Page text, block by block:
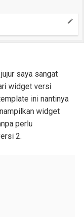
saya sangat
widget versi
ini nantinya
widget
perlu
2.